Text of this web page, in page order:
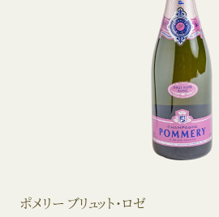
ポメリー ブリュット・ロゼ